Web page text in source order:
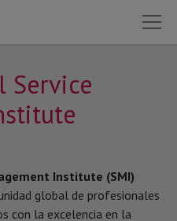
Service
Institute (SMI)
global de profesionales
con la excelencia en la